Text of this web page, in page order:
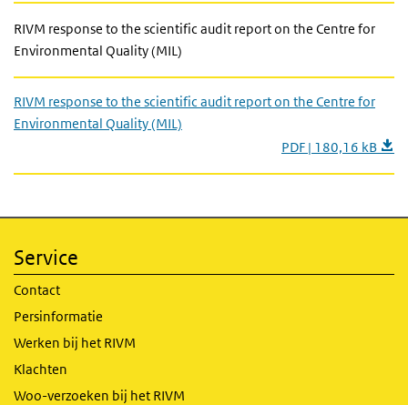
RIVM response to the scientific audit report on the Centre for
Environmental Quality (MIL)
RIVM response to the scientific audit report on the Centre for
Environmental Quality (MIL)
PDF | 180,16 kB
Service
Contact
Persinformatie
Werken bij het RIVM
Klachten
Woo-verzoeken bij het RIVM